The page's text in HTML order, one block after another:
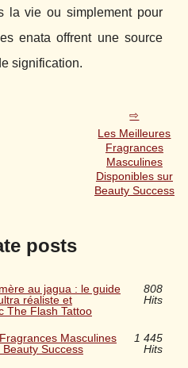
la vie ou simplement pour
enata offrent une source
signification.
Les Meilleures
Fragrances
Masculines
Disponibles sur
Beauty Success
posts
au jagua : le guide
réaliste et
The Flash Tattoo
808
Hits
Masculines
Success
1 445
Hits